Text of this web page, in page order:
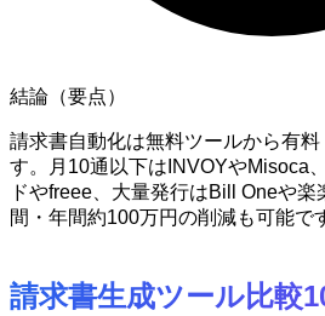
結論（要点）
請求書自動化は無料ツールから有
す。月10通以下はINVOYやMisoca
ドやfreee、大量発行はBill Oneや
間・年間約100万円の削減も可能で
請求書生成ツール比較